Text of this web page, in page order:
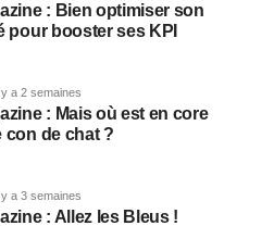
: Bien optimiser son
pour booster ses KPI
y a 2 semaines
: Mais où est en core
con de chat ?
y a 3 semaines
: Allez les Bleus !